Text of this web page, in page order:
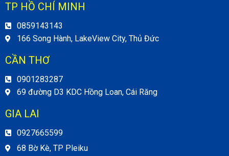
TP HỒ CHÍ MINH
0859143143
166 Song Hành, LakeView City, Thủ Đức
CẦN THƠ
0901283287
69 đường D3 KDC Hồng Loan, Cái Răng
GIA LAI
0927665599
68 Bờ Kè, TP Pleiku